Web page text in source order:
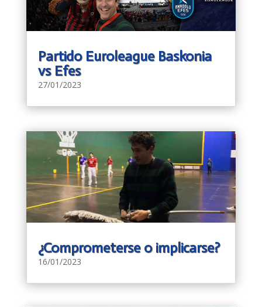
Partido Euroleague Baskonia
vs Efes
27/01/2023
¿Comprometerse o implicarse?
16/01/2023